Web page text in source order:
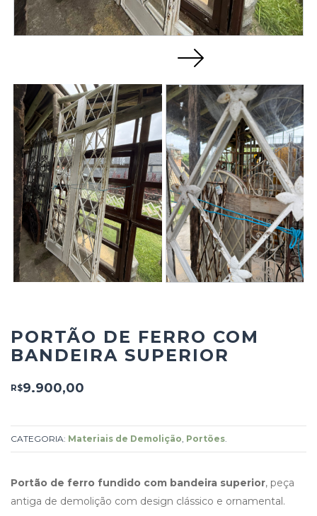
PORTÃO DE FERRO COM
BANDEIRA SUPERIOR
R$9.900,00
CATEGORIA: Materiais de Demolição Portões
Portão de ferro fundido com bandeira superior, peça
antiga de demolição com design clássico e ornamental.